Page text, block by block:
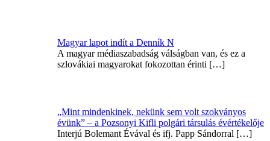
Magyar lapot indít a Denník N
A magyar médiaszabadság válságban van, és ez a
szlovákiai magyarokat fokozottan érinti […]
„Mint mindenkinek, nekünk sem volt szokványos
évünk” – a Pozsonyi Kifli polgári társulás évértékelője
Interjú Bolemant Évával és ifj. Papp Sándorral […]